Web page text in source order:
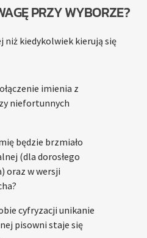
PRZY WYBORZE?
niż kiedykolwiek kierują się
imienia z
niefortunnych
będzie brzmiało
(dla dorosłego
oraz w wersji
cyfryzacji unikanie
pisowni staje się